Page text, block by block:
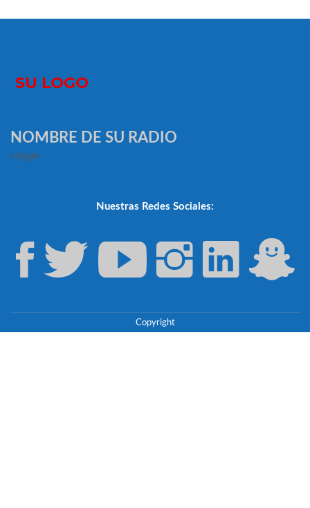
NOMBRE DE SU RADIO
slogan
Nuestras Redes Sociales:
Copyright